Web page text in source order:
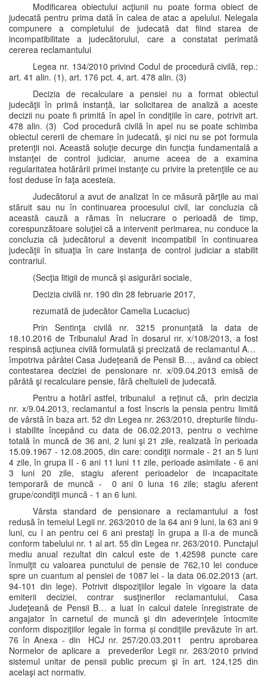
Modificarea obiectului acţiunii nu poate forma obiect de
judecată pentru prima dată în calea de atac a apelului. Nelegala
compunere a completului de judecată dat fiind starea de
incompatibilitate a judecătorului, care a constatat perimată
cererea reclamantului
Legea nr. 134/2010 privind Codul de procedură civilă, rep.:
art. 41 alin. (1), art. 176 pct. 4, art. 478 alin. (3)
Decizia de recalculare a pensiei nu a format obiectul
judecăţii în primă instanţă, iar solicitarea de analiză a aceste
decizii nu poate fi primită în apel în condiţiile în care, potrivit art.
478 alin. (3) Cod procedură civilă în apel nu se poate schimba
obiectul cererii de chemare în judecată, şi nici nu se pot formula
pretenţii noi. Această soluţie decurge din funcţia fundamentală a
instanţei de control judiciar, anume aceea de a examina
regularitatea hotărârii primei instanţe cu privire la pretenţiile ce au
fost deduse în faţa acesteia.
Judecătorul a avut de analizat în ce măsură părţile au mai
stăruit sau nu în continuarea procesului civil, iar concluzia că
această cauză a rămas în nelucrare o perioadă de timp,
corespunzătoare soluţiei că a intervenit perimarea, nu conduce la
concluzia că judecătorul a devenit incompatibil în continuarea
judecăţii în situaţia în care instanţa de control judiciar a stabilit
contrariul.
(Secţia litigii de muncă şi asigurări sociale,
Decizia civilă nr. 190 din 28 februarie 2017,
rezumată de judecător Camelia Lucaciuc)
Prin Sentinţa civilă nr. 3215 pronunțată la data de
18.10.2016 de Tribunalul Arad în dosarul nr. x/108/2013, a fost
respinsă acţiunea civilă formulată şi precizată de reclamantul A…
împotriva pârâtei Casa Judeţeană de Pensii B…, având ca obiect
contestarea deciziei de pensionare nr. x/09.04.2013 emisă de
pârâtă şi recalculare pensie, fără cheltuieli de judecată.
Pentru a hotărî astfel, tribunalul a reţinut că, prin decizia
nr. x/9.04.2013, reclamantul a fost înscris la pensia pentru limită
de vârstă în baza art. 52 din Legea nr. 263/2010, drepturile fiindu-
i stabilite începând cu data de 06.02.2013, pentru o vechime
totală în muncă de 36 ani, 2 luni şi 21 zile, realizată în perioada
15.09.1967 - 12.08.2005, din care: condiţii normale - 21 an 5 luni
4 zile, în grupa II - 6 ani 11 luni 11 zile, perioade asimilate - 6 ani
3 luni 20 zile, stagiu aferent perioadelor de incapacitate
temporară de muncă - 0 ani 0 luna 16 zile; stagiu aferent
grupe/condiţii muncă - 1 an 6 luni.
Vârsta standard de pensionare a reclamantului a fost
redusă în temeiul Legii nr. 263/2010 de la 64 ani 9 luni, la 63 ani 9
luni, cu l an pentru cei 6 ani prestaţi în grupa a II-a de muncă
conform tabelului nr. 1 al art. 55 din Legea nr. 263/2010. Punctajul
mediu anual rezultat din calcul este de 1.42598 puncte care
înmulţit cu valoarea punctului de pensie de 762,10 lei conduce
spre un cuantum al pensiei de 1087 lei - la data 06.02.2013 (art.
94-101 din lege). Potrivit dispoziţiilor legale în vigoare la data
emiterii deciziei, contrar susţinerilor reclamantului, Casa
Judeţeană de Pensii B… a luat în calcul datele înregistrate de
angajator în carnetul de muncă şi din adeverinţele întocmite
conform dispoziţiilor legale în forma și condiţiile prevăzute în art.
76 în Anexa - din HCJ nr. 257/20.03.2011 pentru aprobarea
Normelor de aplicare a prevederilor Legii nr. 263/2010 privind
sistemul unitar de pensii public precum şi în art. 124,125 din
acelaşi act normativ.